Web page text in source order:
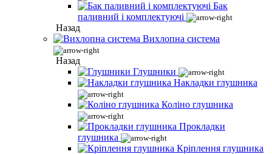
Бак
паливний і комплектуючі
Назад
Вихлопна система
Назад
Глушники
Накладки глушника
Коліно глушника
Прокладки
глушника
Кріплення глушника